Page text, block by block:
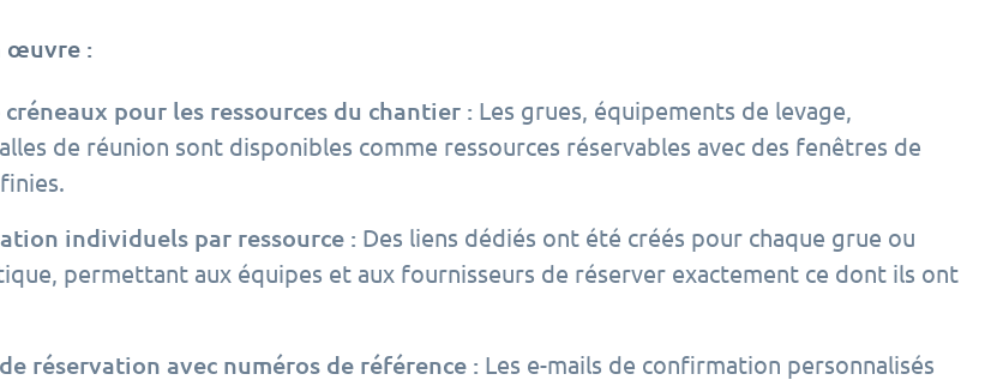
œuvre :
pour les ressources du chantier : Les grues, équipements de levage,
de réunion sont disponibles comme ressources réservables avec des fenêtres de
individuels par ressource : Des liens dédiés ont été créés pour chaque grue ou
permettant aux équipes et aux fournisseurs de réserver exactement ce dont ils ont
réservation avec numéros de référence : Les e-mails de confirmation personnalisés